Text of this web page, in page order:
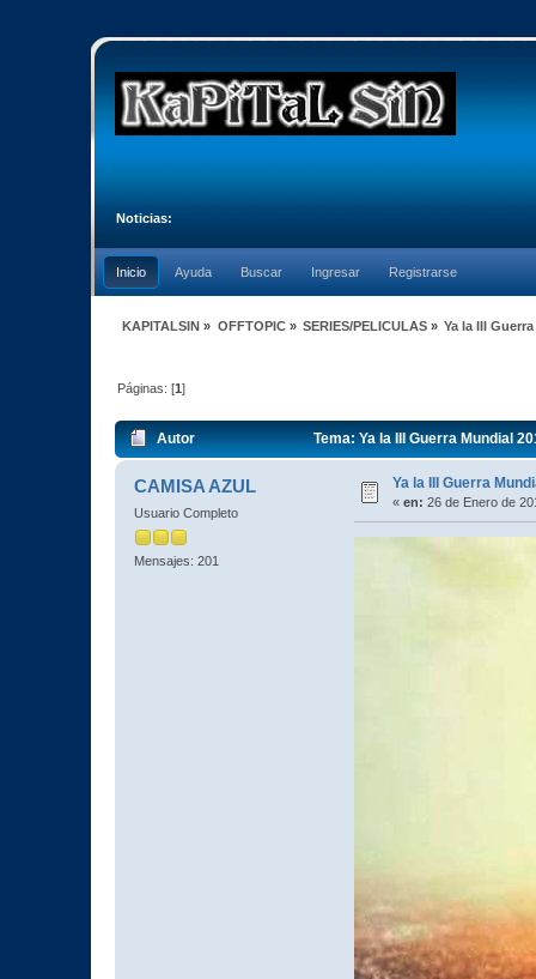
Noticias:
Inicio Ayuda Buscar Ingresar Registrarse
KAPITALSIN » OFFTOPIC» SERIES/PELICULAS» Ya la III
Páginas: [1]
Autor Tema: Ya la III Guerra Mundial
CAMISA AZUL
Usuario Completo
Mensajes: 201
Ya la III Guerra
« en: 26 de Enero de